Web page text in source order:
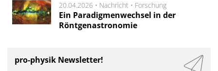
20.04.2026 • Nachricht • Forschung
Ein Paradigmenwechsel in der
Röntgenastronomie
pro-physik Newsletter!